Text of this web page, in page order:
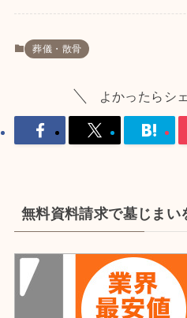
葬儀・散骨
よかったらシ
無料資料請求で墓じまい